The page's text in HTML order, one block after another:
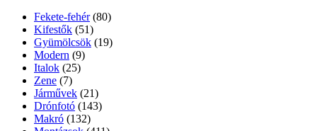
Fekete-fehér (80)
Kifestők (51)
Gyümölcsök (19)
Modern (9)
Italok (25)
Zene (7)
Járművek (21)
Drónfotó (143)
Makró (132)